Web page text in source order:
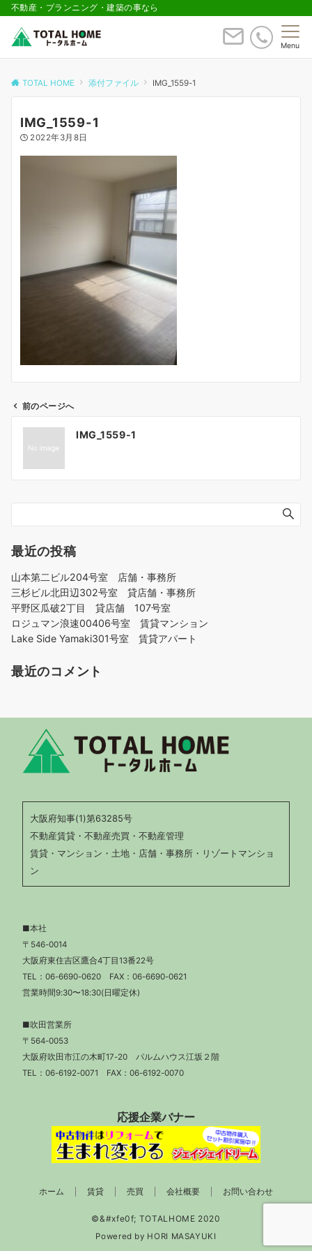
不動産・プランニング・建築の事なら
Menu
TOTAL HOME 添付ファイル IMG_1559-1
IMG_1559-1
2022年3月8日
シ
ョ
前のページへ
IMG_1559-1
最近の投稿
山本第二ビル204号室 店舗・事務所
三杉ビル北田辺302号室 貸店舗・事務所
平野区瓜破2丁目 貸店舗 107号室
ロジュマン浪速00406号室 賃貸マンション
Lake Side Yamaki301号室 賃貸アパート
最近のコメント
大阪府知事(1)第63285号
不動産賃貸・不動産売買・不動産管理
賃貸・マンション・土地・店舗・事務所・リゾートマンショ
ン
■本社
〒546-0014
大阪府東住吉区鷹合4丁目13番22号
TEL： 06-6690-0620 FAX：06-6690-0621
営業時間9:30〜18:30(日曜定休)
■吹田営業所
〒564-0053
大阪府吹田市江の木町17-20 パルムハウス江坂２階
TEL： 06-6192-0071 FAX：06-6192-0070
応援企業バナー
ホーム 賃貸 売買 会社概要 お問い合わせ
Powered by